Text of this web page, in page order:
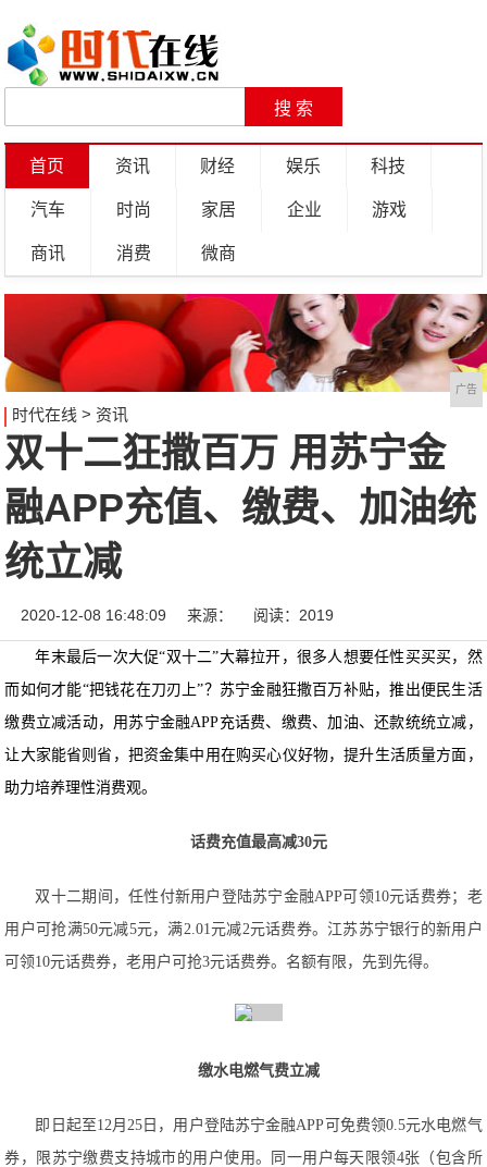
首页 资讯 财经 娱乐 科技
汽车 时尚 家居 企业 游戏
商讯 消费 微商
广告
时代在线 > 资讯
双十二狂撒百万 用苏宁金
融APP充值、缴费、加油统
统立减
2020-12-08 16:48:09 来源： 阅读：2019
年末最后一次大促“双十二”大幕拉开，很多人想要任性买买买，然
而如何才能“把钱花在刀刃上”？苏宁金融狂撒百万补贴，推出便民生活
缴费立减活动，用苏宁金融APP充话费、缴费、加油、还款统统立减，
让大家能省则省，把资金集中用在购买心仪好物，提升生活质量方面，
助力培养理性消费观。
话费充值最高减30元
双十二期间，任性付新用户登陆苏宁金融APP可领10元话费券；老
用户可抢满50元减5元，满2.01元减2元话费券。江苏苏宁银行的新用户
可领10元话费券，老用户可抢3元话费券。名额有限，先到先得。
缴水电燃气费立减
即日起至12月25日，用户登陆苏宁金融APP可免费领0.5元水电燃气
券，限苏宁缴费支持城市的用户使用。同一用户每天限领4张（包含所